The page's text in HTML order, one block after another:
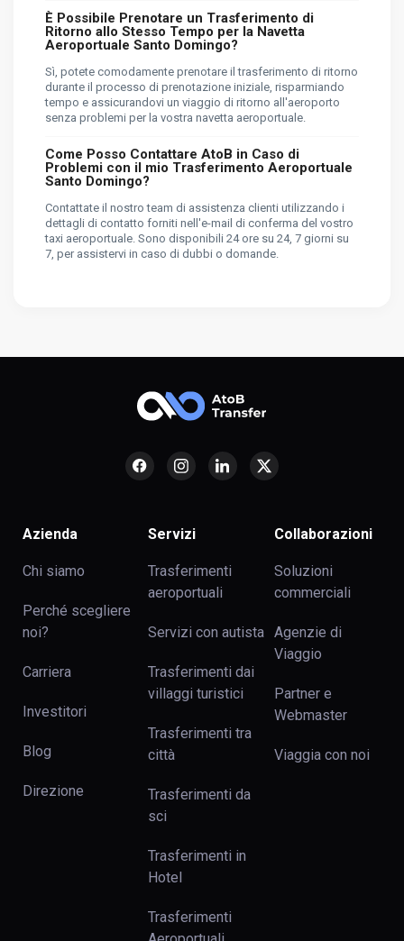
È Possibile Prenotare un Trasferimento di
Ritorno allo Stesso Tempo per la Navetta
Aeroportuale Santo Domingo?
Sì, potete comodamente prenotare il trasferimento di ritorno
durante il processo di prenotazione iniziale, risparmiando
tempo e assicurandovi un viaggio di ritorno all'aeroporto
senza problemi per la vostra navetta aeroportuale.
Come Posso Contattare AtoB in Caso di
Problemi con il mio Trasferimento Aeroportuale
Santo Domingo?
Contattate il nostro team di assistenza clienti utilizzando i
dettagli di contatto forniti nell'e-mail di conferma del vostro
taxi aeroportuale. Sono disponibili 24 ore su 24, 7 giorni su
7, per assistervi in caso di dubbi o domande.
Azienda
Chi siamo
Perché scegliere
noi?
Carriera
Investitori
Blog
Direzione
Servizi
Trasferimenti
aeroportuali
Servizi con autista
Trasferimenti dai
villaggi turistici
Trasferimenti tra
сittà
Trasferimenti da
sci
Trasferimenti in
Hotel
Trasferimenti
Collaborazioni
Soluzioni
commerciali
Agenzie di
Viaggio
Partner e
Webmaster
Viaggia con noi